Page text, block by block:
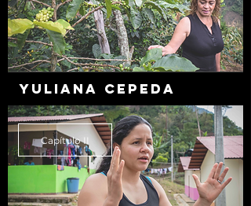
YULIANA CEPEDA
Capítulo II